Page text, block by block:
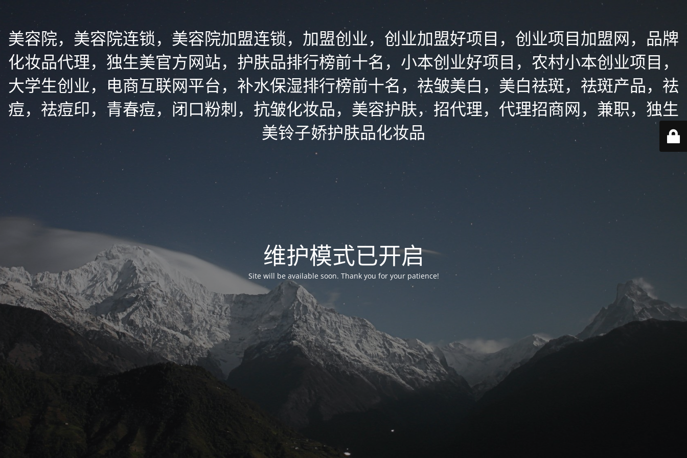
美容院，美容院连锁，美容院加盟连锁，加盟创业，创业加盟好项目，创业项目加盟网，品牌
化妆品代理，独生美官方网站，护肤品排行榜前十名，小本创业好项目，农村小本创业项目，
大学生创业，电商互联网平台，补水保湿排行榜前十名，祛皱美白，美白祛斑，祛斑产品，祛
痘，祛痘印，青春痘，闭口粉刺，抗皱化妆品，美容护肤，招代理，代理招商网，兼职，独生
美铃子娇护肤品化妆品
维护模式已开启
Site will be available soon. Thank you for your patience!